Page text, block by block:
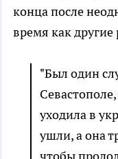
конца после
время как
"Был один
уходила в
ушли, а она